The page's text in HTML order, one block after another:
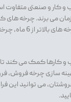
کار و صنعتی متفاوت
های کوتاه مدت هستند
کارها کمک می کند
سازی چرخه فروش،
می توانید این